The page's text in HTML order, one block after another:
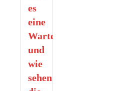
es
eine
Warteliste
und
wie
sehen